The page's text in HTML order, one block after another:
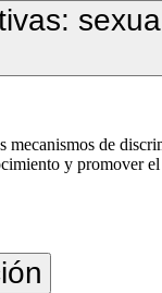
de
y promover